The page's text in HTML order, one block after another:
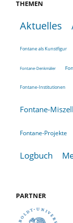
THEMEN
Aktuelles
Fontane als Kunstfigur
Fontane-Denkmäler
Fontane-Institutionen
Fontane-
Fontane-Projekte
Logbuch
PARTNER